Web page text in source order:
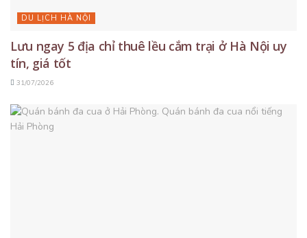
DU LỊCH HÀ NỘI
Lưu ngay 5 địa chỉ thuê lều cắm trại ở Hà Nội uy
tín, giá tốt
31/07/2026